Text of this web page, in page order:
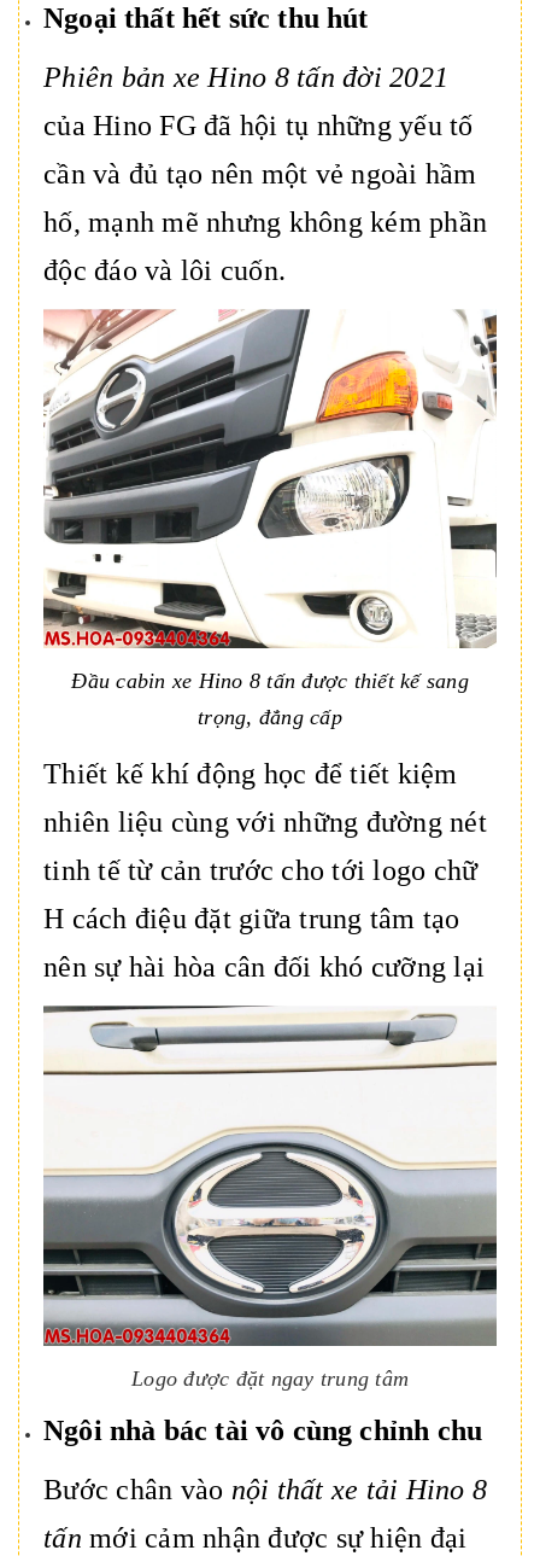
Ngoại thất hết sức thu hút
Phiên bản xe Hino 8 tấn đời 2021
của Hino FG đã hội tụ những yếu tố
cần và đủ tạo nên một vẻ ngoài hầm
hố, mạnh mẽ nhưng không kém phần
độc đáo và lôi cuốn.
Đầu cabin xe Hino 8 tấn được thiết kế sang
trọng, đẳng cấp
Thiết kế khí động học để tiết kiệm
nhiên liệu cùng với những đường nét
tinh tế từ cản trước cho tới logo chữ
H cách điệu đặt giữa trung tâm tạo
nên sự hài hòa cân đối khó cưỡng lại
Logo được đặt ngay trung tâm
Ngôi nhà bác tài vô cùng chỉnh chu
Bước chân vào nội thất xe tải Hino 8
tấn mới cảm nhận được sự hiện đại